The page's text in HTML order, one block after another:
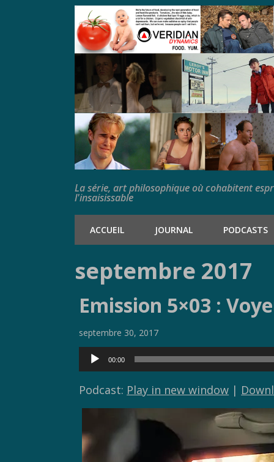
La série, art philosophique où cohabitent
l'insaisissable
ACCUEIL JOURNAL PODCASTS
septembre 2017
Emission 5×03 :
septembre 30, 2017
Lecteur
audio
00:00
Podcast: Play in new window |